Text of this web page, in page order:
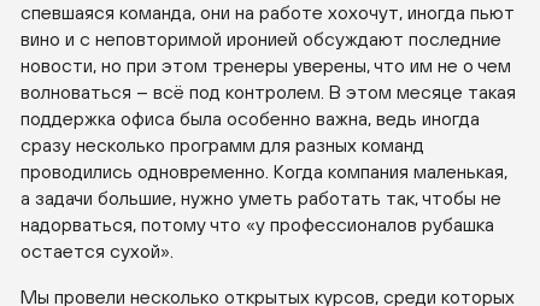
спевшаяся команда, они на работе хохочут, иногда пьют
вино и с неповторимой иронией обсуждают последние
новости, но при этом тренеры уверены, что им не о чем
волноваться – всё под контролем. В этом месяце такая
поддержка офиса была особенно важна, ведь иногда
сразу несколько программ для разных команд
проводились одновременно. Когда компания маленькая,
а задачи большие, нужно уметь работать так, чтобы не
надорваться, потому что «у профессионалов рубашка
остается сухой».
Мы провели несколько открытых курсов, среди которых